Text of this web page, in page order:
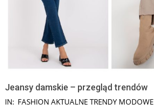
Jeansy damskie – przegląd trendów
IN: FASHION AKTUALNE TRENDY MODOWE